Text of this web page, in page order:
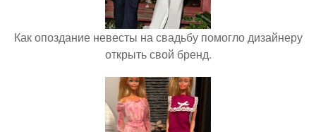
Как опоздание невесты на свадьбу помогло дизайнеру
открыть свой бренд.